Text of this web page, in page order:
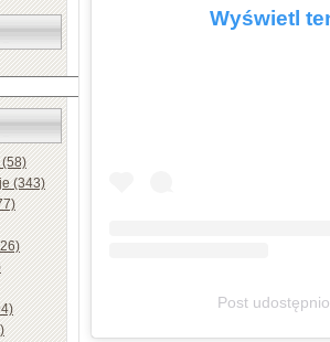
(58)
(343)
Wyświetl
Post